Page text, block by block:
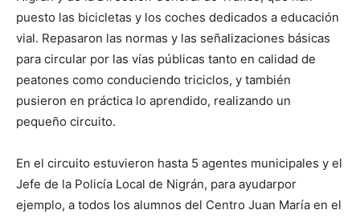
puesto las bicicletas y los coches dedicados a educación
vial. Repasaron las normas y las señalizaciones básicas
para circular por las vías públicas tanto en calidad de
peatones como conduciendo triciclos, y también
pusieron en práctica lo aprendido, realizando un
pequeño circuito.
En el circuito estuvieron hasta 5 agentes municipales y el
Jefe de la Policía Local de Nigrán, para ayudarpor
ejemplo, a todos los alumnos del Centro Juan María en el